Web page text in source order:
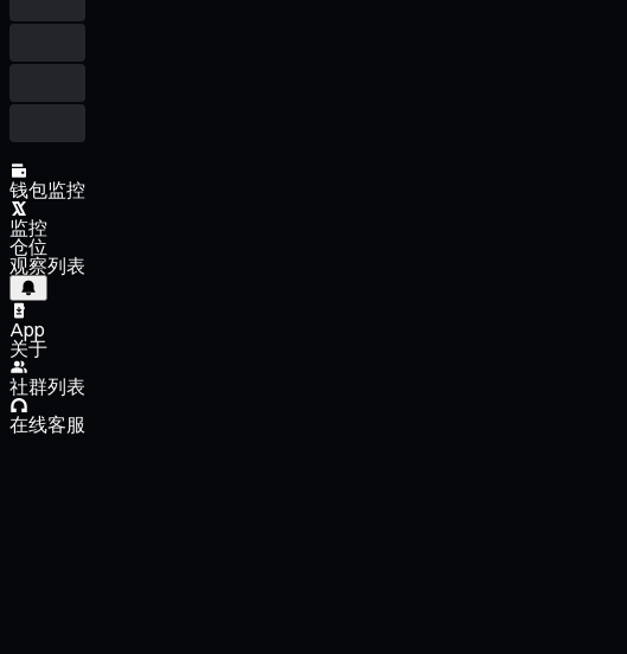
钱包监控
监控
仓位
观察列表
App
关于
社群列表
在线客服